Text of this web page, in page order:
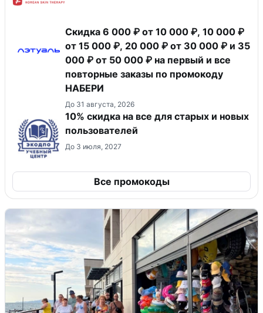
Скидка 6 000 ₽ от 10 000 ₽, 10 000 ₽
от 15 000 ₽, 20 000 ₽ от 30 000 ₽ и 35
000 ₽ от 50 000 ₽ на первый и все
повторные заказы по промокоду
НАБЕРИ
До 31 августа, 2026
10% скидка на все для старых и новых
пользователей
До 3 июля, 2027
Все промокоды